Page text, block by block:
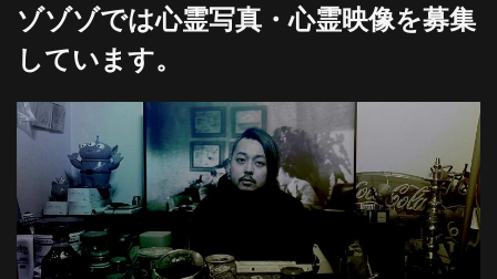
ゾゾゾでは心霊写真・心霊映像を募集
しています。